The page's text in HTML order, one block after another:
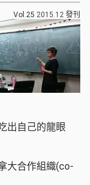
Vol.25 2015.12 發刊
出自己的龍眼
大合作組織(co-